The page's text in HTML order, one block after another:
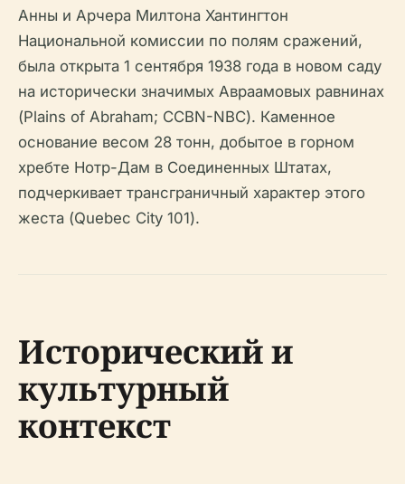
Анны и Арчера Милтона Хантингтон
Национальной комиссии по полям сражений,
была открыта 1 сентября 1938 года в новом саду
на исторически значимых Авраамовых равнинах
(Plains of Abraham; CCBN-NBC). Каменное
основание весом 28 тонн, добытое в горном
хребте Нотр-Дам в Соединенных Штатах,
подчеркивает трансграничный характер этого
жеста (Quebec City 101).
Исторический и
культурный
контекст